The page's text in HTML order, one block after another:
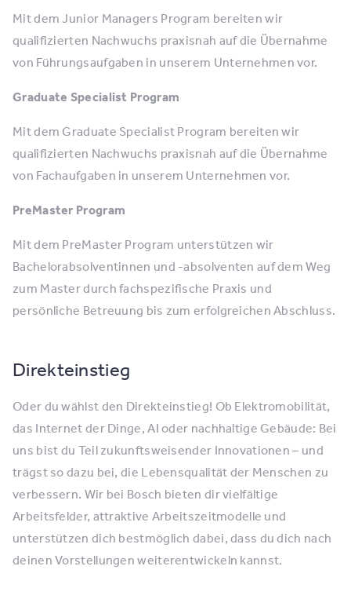
Mit dem Junior Managers Program bereiten wir
qualifizierten Nachwuchs praxisnah auf die Übernahme
von Führungsaufgaben in unserem Unternehmen vor.
Graduate Specialist Program
Mit dem Graduate Specialist Program bereiten wir
qualifizierten Nachwuchs praxisnah auf die Übernahme
von Fachaufgaben in unserem Unternehmen vor.
PreMaster Program
Mit dem PreMaster Program unterstützen wir
Bachelorabsolventinnen und -absolventen auf dem Weg
zum Master durch fachspezifische Praxis und
persönliche Betreuung bis zum erfolgreichen Abschluss.
Direkteinstieg
Oder du wählst den Direkteinstieg! Ob Elektromobilität,
das Internet der Dinge, AI oder nachhaltige Gebäude: Bei
uns bist du Teil zukunftsweisender Innovationen – und
trägst so dazu bei, die Lebensqualität der Menschen zu
verbessern. Wir bei Bosch bieten dir vielfältige
Arbeitsfelder, attraktive Arbeitszeitmodelle und
unterstützen dich bestmöglich dabei, dass du dich nach
deinen Vorstellungen weiterentwickeln kannst.